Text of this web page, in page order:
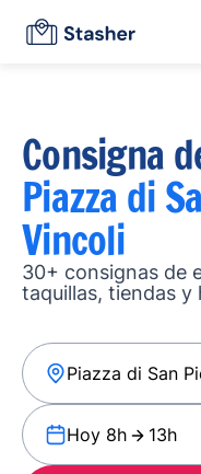
Consigna
Piazza di
Vincoli
30+ consignas de
taquillas, tiendas y
Hoy 8h 13h